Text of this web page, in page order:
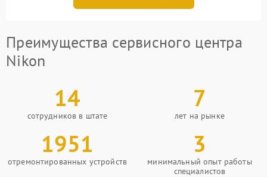
Преимущества сервисного центра
Nikon
14
сотрудников в штате
7
лет на рынке
1951
отремонтированных устройств
3
минимальный опыт работы
специалистов